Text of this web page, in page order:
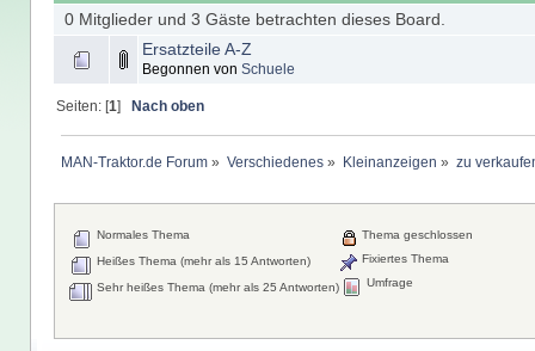
0 Mitglieder und 3 Gäste betrachten dieses Board.
Ersatzteile A-Z
Begonnen von Schuele
Seiten: [1] Nach oben
MAN-Traktor.de Forum » Verschiedenes » Kleinanzeigen » zu
Normales Thema
Heißes Thema (mehr als 15 Antworten)
Sehr heißes Thema (mehr als 25 Antworten)
Thema geschlossen
Fixiertes Thema
Umfrage